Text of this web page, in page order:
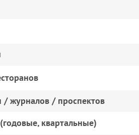
журналов / проспектов
квартальные)